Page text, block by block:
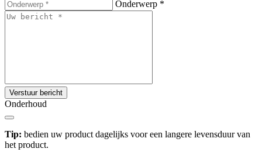
Onderwerp *
Verstuur bericht
Onderhoud
Tip: bedien uw product dagelijks voor een langere levensduur van
het product.